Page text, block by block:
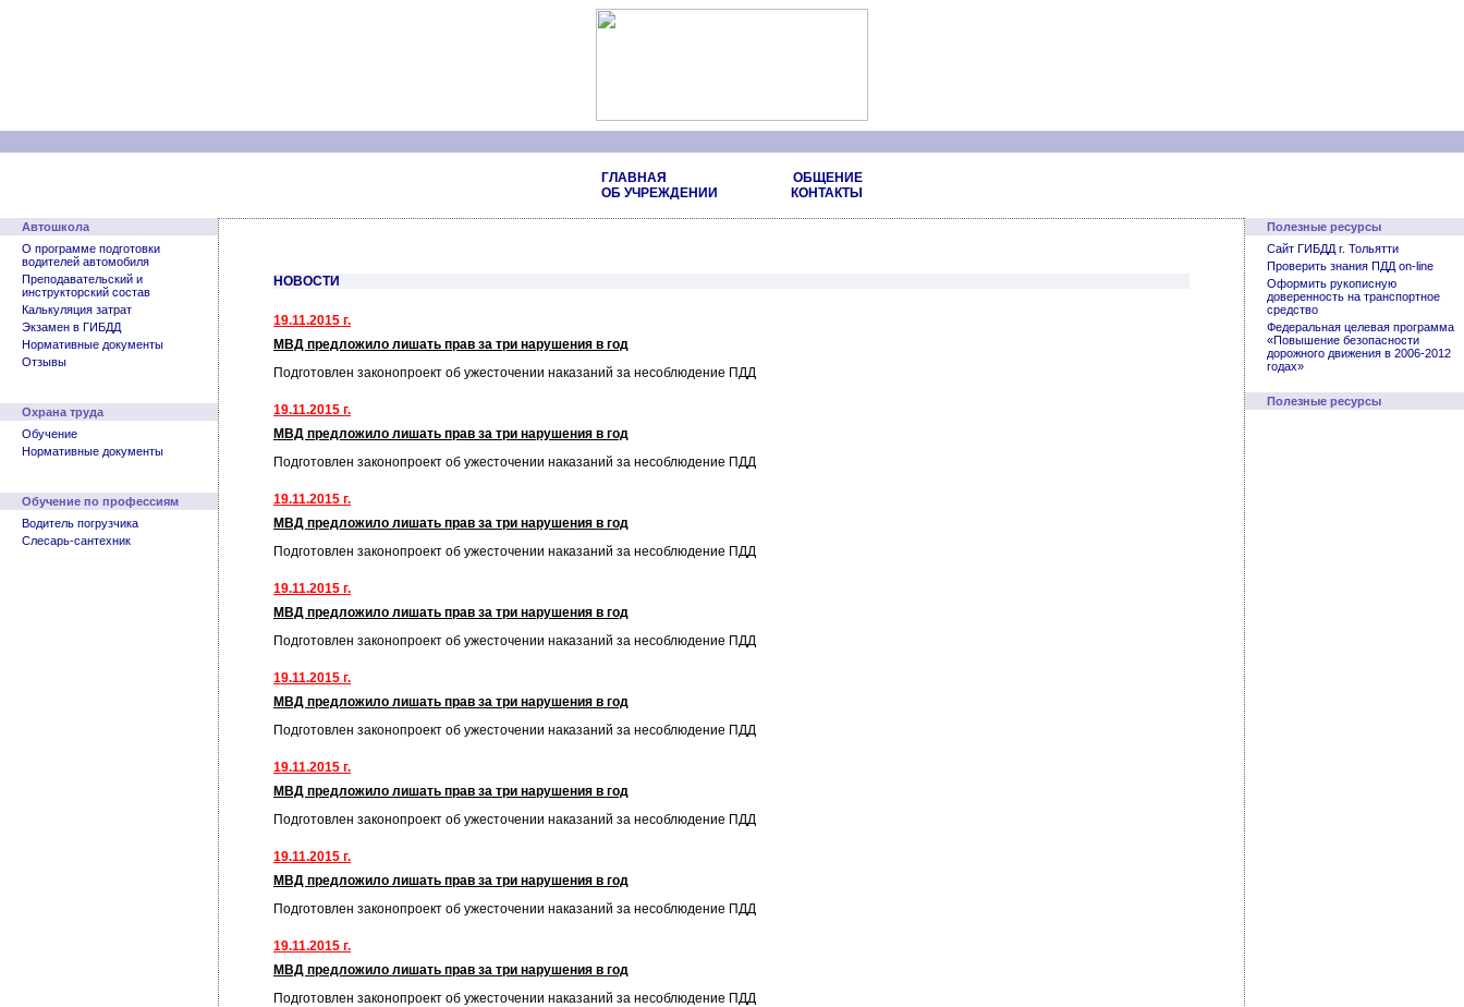
ГЛАВНАЯ
ОБ УЧРЕЖДЕНИИ
ОБЩЕНИЕ
КОНТАКТЫ
Автошкола
О программе подготовки
водителей автомобиля
Преподавательский и
инструкторский состав
Калькуляция затрат
Экзамен в ГИБДД
Нормативные документы
Отзывы
Охрана труда
Обучение
Нормативные документы
Обучение по профессиям
Водитель погрузчика
Слесарь-сантехник
НОВОСТИ
19.11.2015 г.
МВД предложило лишать прав за три нарушения в год
Подготовлен законопроект об ужесточении наказаний за несоблюдение ПДД
19.11.2015 г.
МВД предложило лишать прав за три нарушения в год
Подготовлен законопроект об ужесточении наказаний за несоблюдение ПДД
19.11.2015 г.
МВД предложило лишать прав за три нарушения в год
Подготовлен законопроект об ужесточении наказаний за несоблюдение ПДД
19.11.2015 г.
МВД предложило лишать прав за три нарушения в год
Подготовлен законопроект об ужесточении наказаний за несоблюдение ПДД
19.11.2015 г.
МВД предложило лишать прав за три нарушения в год
Подготовлен законопроект об ужесточении наказаний за несоблюдение ПДД
19.11.2015 г.
МВД предложило лишать прав за три нарушения в год
Подготовлен законопроект об ужесточении наказаний за несоблюдение ПДД
19.11.2015 г.
МВД предложило лишать прав за три нарушения в год
Подготовлен законопроект об ужесточении наказаний за несоблюдение ПДД
19.11.2015 г.
МВД предложило лишать прав за три нарушения в год
Подготовлен законопроект об ужесточении наказаний за несоблюдение ПДД
Полезные ресурсы
Сайт ГИБДД г. Тольятти
Проверить знания ПДД on-line
Оформить рукописную
доверенность на транспортное
средство
Федеральная целевая программа
«Повышение безопасности
дорожного движения в 2006-2012
годах»
Полезные ресурсы